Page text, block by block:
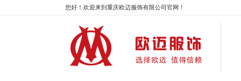
您好！欢迎来到重庆欧迈服饰有限公司官网！